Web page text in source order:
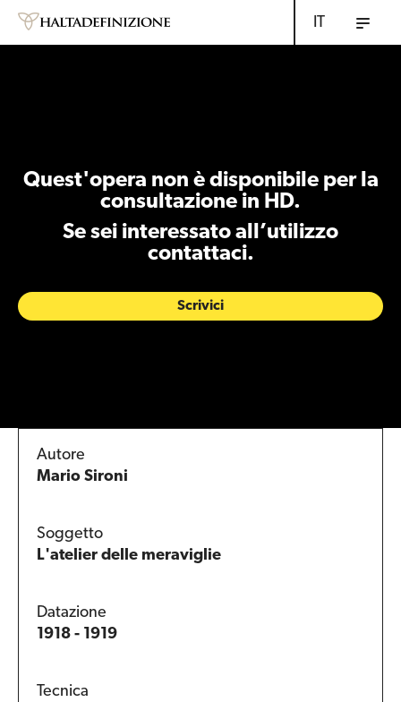
IT
Quest'opera non è disponibile per la
consultazione in HD.
Se sei interessato all’utilizzo
contattaci.
Scrivici
Autore
Mario Sironi
Soggetto
L'atelier delle meraviglie
Datazione
1918 - 1919
Tecnica